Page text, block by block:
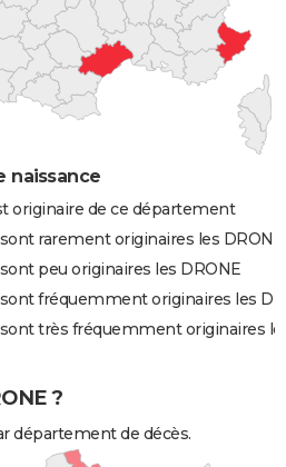
naissance
originaire de ce département
rarement originaires les DRONE
peu originaires les DRONE
fréquemment originaires les
très fréquemment originaires
?
département de décès.